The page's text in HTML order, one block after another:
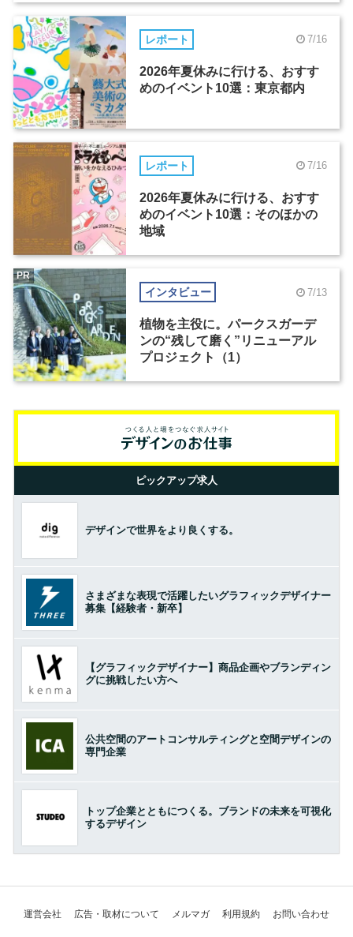
レポート 7/16
2026年夏休みに行ける、おすす
めのイベント10選：東京都内
レポート 7/16
2026年夏休みに行ける、おすす
めのイベント10選：そのほかの
地域
インタビュー 7/13
植物を主役に。パークスガーデ
ンの“残して磨く”リニューアル
プロジェクト（1）
PR
ピックアップ求人
デザインで世界をより良くする。
さまざまな表現で活躍したいグラフィックデザイナー
募集【経験者・新卒】
【グラフィックデザイナー】商品企画やブランディン
グに挑戦したい方へ
公共空間のアートコンサルティングと空間デザインの
専門企業
トップ企業とともにつくる。ブランドの未来を可視化
するデザイン
運営会社 広告・取材について メルマガ 利用規約 お問い合わせ